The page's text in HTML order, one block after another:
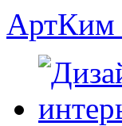
АртКим